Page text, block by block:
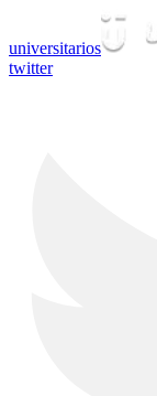
universitarios
twitter